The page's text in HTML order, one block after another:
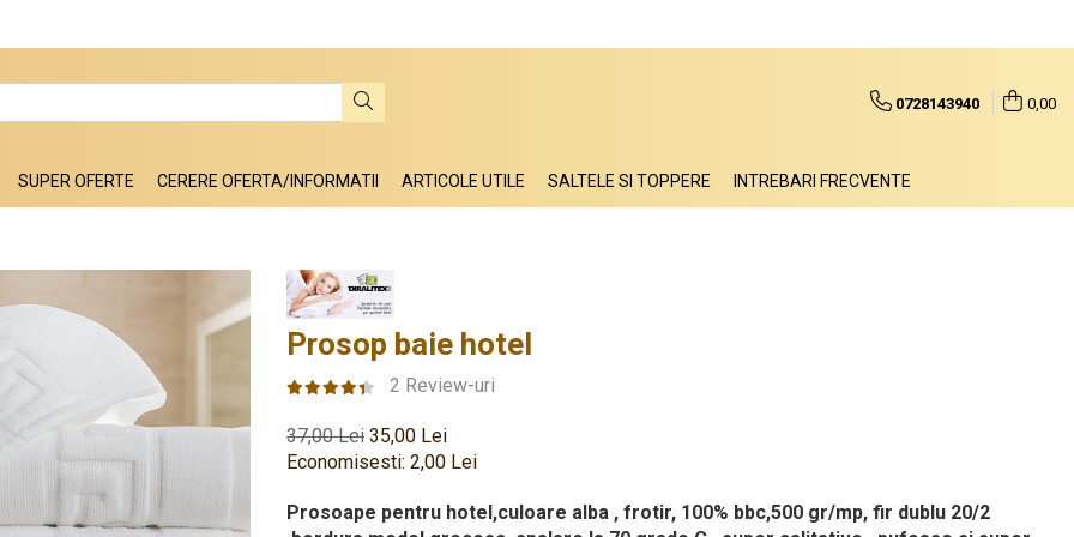
0728143940 0,00
SUPER OFERTE CERERE OFERTA/INFORMATII ARTICOLE UTILE SALTELE SI TOPPERE INTREBARI FRECVENTE
Prosop baie hotel
2 Review-uri
37,00 Lei 35,00 Lei
Economisesti: 2,00 Lei
Prosoape pentru hotel,culoare alba , frotir, 100% bbc,500 gr/mp, fir dublu 20/2